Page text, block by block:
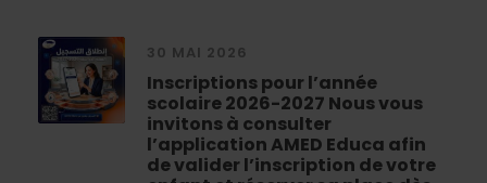
30 MAI 2026
Inscriptions pour l’année
scolaire 2026-2027 Nous vous
invitons à consulter
l’application AMED Educa afin
de valider l’inscription de votre